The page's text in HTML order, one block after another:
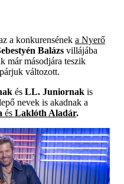
a konkurensének a Nyerő
Balázs villájába
már másodjára teszik
változott.
és LL. Juniornak is
nevek is akadnak a
és Laklóth Aladár.